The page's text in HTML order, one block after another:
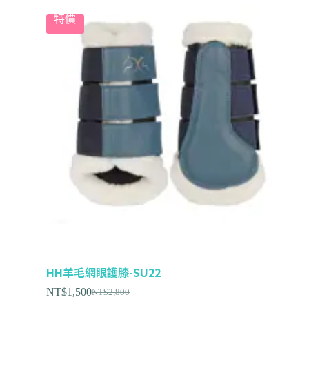
特價
HH羊毛網眼護膝-SU22
NT$2,800
NT$1,500